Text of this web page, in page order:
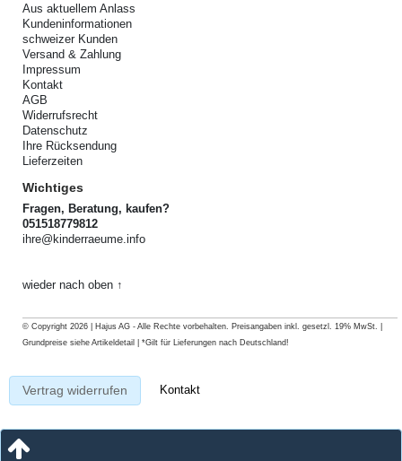
Aus aktuellem Anlass
Kundeninformationen
schweizer Kunden
Versand & Zahlung
Impressum
Kontakt
AGB
Widerrufsrecht
Datenschutz
Ihre Rücksendung
Lieferzeiten
Wichtiges
Fragen, Beratung, kaufen?
051518779812
ihre@kinderraeume.info
wieder nach oben ↑
© Copyright 2026 | Hajus AG - Alle Rechte vorbehalten. Preisangaben inkl. gesetzl. 19% MwSt. |
Grundpreise siehe Artikeldetail | *Gilt für Lieferungen nach Deutschland!
Vertrag widerrufen Kontakt